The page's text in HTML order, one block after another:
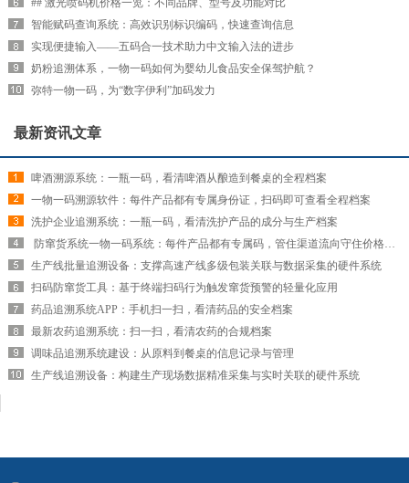
## 激光喷码机价格一览：不同品牌、型号及功能对比
智能赋码查询系统：高效识别标识编码，快速查询信息
实现便捷输入——五码合一技术助力中文输入法的进步
奶粉追溯体系，一物一码如何为婴幼儿食品安全保驾护航？
弥特一物一码，为“数字伊利”加码发力
最新资讯文章
啤酒溯源系统：一瓶一码，看清啤酒从酿造到餐桌的全程档案
一物一码溯源软件：每件产品都有专属身份证，扫码即可查看全程档案
洗护企业追溯系统：一瓶一码，看清洗护产品的成分与生产档案
​ 防窜货系统一物一码系统：每件产品都有专属码，管住渠道流向守住价格红线
生产线批量追溯设备：支撑高速产线多级包装关联与数据采集的硬件系统
扫码防窜货工具：基于终端扫码行为触发窜货预警的轻量化应用
药品追溯系统APP：手机扫一扫，看清药品的安全档案
最新农药追溯系统：扫一扫，看清农药的合规档案
调味品追溯系统建设：从原料到餐桌的信息记录与管理
生产线追溯设备：构建生产现场数据精准采集与实时关联的硬件系统